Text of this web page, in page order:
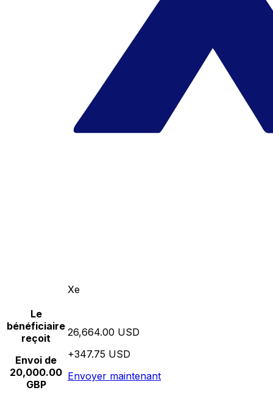
Xe
Le
bénéficiaire
reçoit
Envoi de
20,000.00
GBP
26,664.00 USD
+347.75 USD
Envoyer maintenant